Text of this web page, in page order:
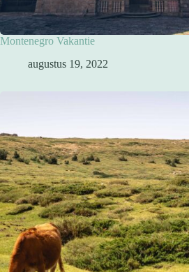
Montenegro Vakantie
augustus 19, 2022